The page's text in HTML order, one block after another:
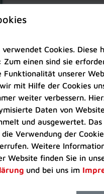
verwendet Cookies. Diese
Zum einen sind sie
Funktionalität unserer
mit Hilfe der Cookies
weiter verbessern.
Daten von
und ausgewertet. Das
Verwendung der
Weitere
Website finden Sie in
und bei uns im